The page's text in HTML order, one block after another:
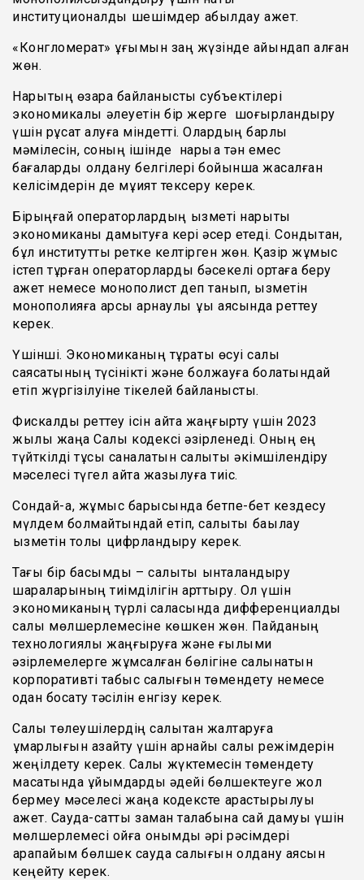
институционалдық шешімдер қабылдау қажет.
«Конгломерат» ұғымын заң жүзінде айқындап алған
жөн.
Нарықтың өзара байланысты субъектілері
экономикалық әлеуетін бір жерге шоғырландыру
үшін рұқсат алуға міндетті. Олардың барлық
мәмілесін, соның ішінде нарыққа тән емес
бағаларды қолдану белгілері бойынша жасалған
келісімдерін де мұқият тексеру керек.
Бірыңғай операторлардың қызметі нарықтық
экономиканы дамытуға кері әсер етеді. Сондықтан,
бұл институтты ретке келтірген жөн. Қазір жұмыс
істеп тұрған операторларды бәсекелі ортаға беру
қажет немесе монополист деп танып, қызметін
монополияға қарсы арнаулы құқық аясында реттеу
керек.
Үшінші. Экономиканың тұрақты өсуі салық
саясатының түсінікті және болжауға болатындай
етіп жүргізілуіне тікелей байланысты.
Фискалды реттеу ісін қайта жаңғырту үшін 2023
жылы жаңа Салық кодексі әзірленеді. Оның ең
түйткілді тұсы саналатын салықтық әкімшілендіру
мәселесі түгел қайта жазылуға тиіс.
Сондай-ақ, жұмыс барысында бетпе-бет кездесу
мүлдем болмайтындай етіп, салықтық бақылау
қызметін толық цифрландыру керек.
Тағы бір басымдық – салықтық ынталандыру
шараларының тиімділігін арттыру. Ол үшін
экономиканың түрлі саласында дифференциалды
салық мөлшерлемесіне көшкен жөн. Пайданың
технологиялық жаңғыруға және ғылыми
әзірлемелерге жұмсалған бөлігіне салынатын
корпоративті табыс салығын төмендету немесе
одан босату тәсілін енгізу керек.
Салық төлеушілердің салықтан жалтаруға
құмарлығын азайту үшін арнайы салық режімдерін
жеңілдету керек. Салық жүктемесін төмендету
мақсатында ұйымдарды әдейі бөлшектеуге жол
бермеу мәселесі жаңа кодексте қарастырылуы
қажет. Сауда-саттық заман талабына сай дамуы үшін
мөлшерлемесі ойға қонымды әрі рәсімдері
қарапайым бөлшек сауда салығын қолдану аясын
кеңейту керек.